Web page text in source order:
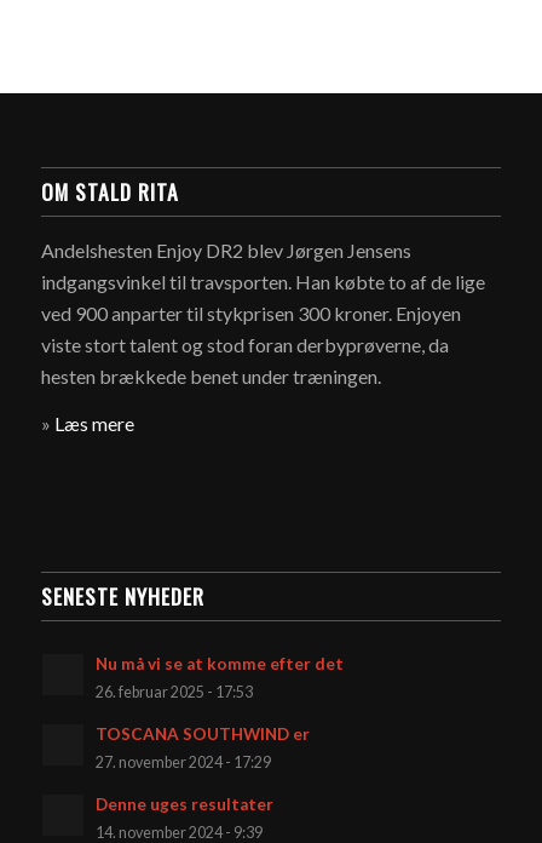
OM STALD RITA
Andelshesten Enjoy DR2 blev Jørgen Jensens
indgangsvinkel til travsporten. Han købte to af de lige
ved 900 anparter til stykprisen 300 kroner. Enjoyen
viste stort talent og stod foran derbyprøverne, da
hesten brækkede benet under træningen.
» Læs mere
SENESTE NYHEDER
Nu må vi se at komme efter det
26. februar 2025 - 17:53
TOSCANA SOUTHWIND er
27. november 2024 - 17:29
Denne uges resultater
14. november 2024 - 9:39